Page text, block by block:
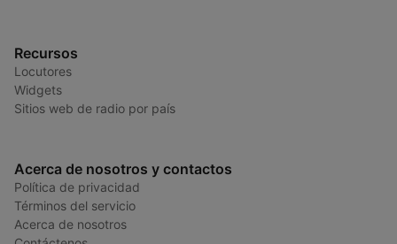
Recursos
Locutores
Widgets
Sitios web de radio por país
Acerca de nosotros y contactos
Política de privacidad
Términos del servicio
Acerca de nosotros